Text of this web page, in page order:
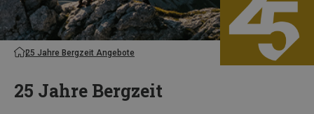
25 Jahre Bergzeit Angebote
25 Jahre Bergzeit